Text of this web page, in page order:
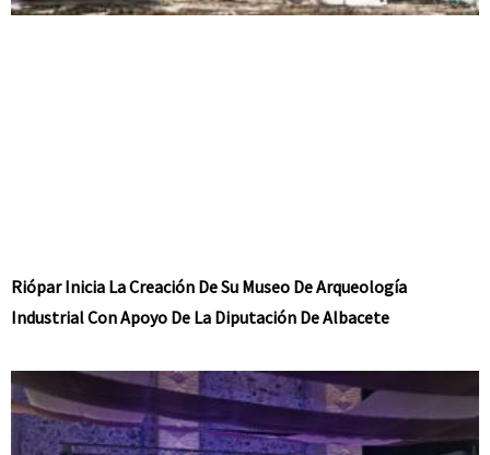
Riópar Inicia La Creación De Su Museo De Arqueología
Industrial Con Apoyo De La Diputación De Albacete